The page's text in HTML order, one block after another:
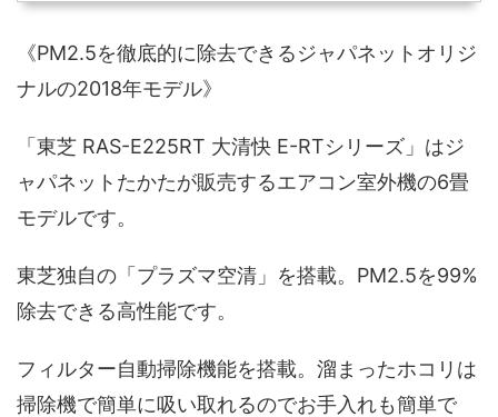
《PM2.5を徹底的に除去できるジャパネットオリジ
ナルの2018年モデル》
「東芝 RAS-E225RT 大清快 E-RTシリーズ」はジ
ャパネットたかたが販売するエアコン室外機の6畳
モデルです。
東芝独自の「プラズマ空清」を搭載。PM2.5を99%
除去できる高性能です。
フィルター自動掃除機能を搭載。溜まったホコリは
掃除機で簡単に吸い取れるのでお手入れも簡単で